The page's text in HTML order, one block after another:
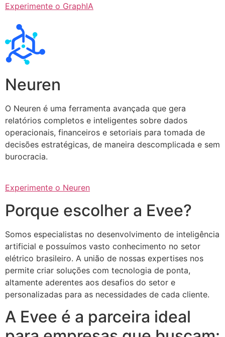
Experimente o GraphIA
Neuren
O Neuren é uma ferramenta avançada que gera
relatórios completos e inteligentes sobre dados
operacionais, financeiros e setoriais para tomada de
decisões estratégicas, de maneira descomplicada e sem
burocracia.
Experimente o Neuren
Porque escolher a Evee?
Somos especialistas no desenvolvimento de inteligência
artificial e possuímos vasto conhecimento no setor
elétrico brasileiro. A união de nossas expertises nos
permite criar soluções com tecnologia de ponta,
altamente aderentes aos desafios do setor e
personalizadas para as necessidades de cada cliente.
A Evee é a parceira ideal